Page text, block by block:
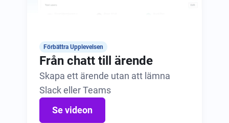
Förbättra Upplevelsen
Från chatt till ärende
Skapa ett ärende utan att lämna
Slack eller Teams
Se videon